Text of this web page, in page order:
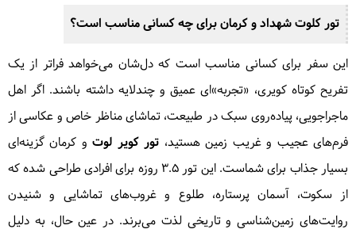
تور کلوت شهداد و کرمان برای چه کسانی مناسب است؟
این سفر برای کسانی مناسب است که دل‌شان می‌خواهد فراتر از یک
تفریح کوتاه کویری، «تجربه»‌ای عمیق و چندلایه داشته باشند. اگر اهل
ماجراجویی، پیاده‌روی سبک در طبیعت، تماشای مناظر خاص و عکاسی از
فرم‌های عجیب و غریب زمین هستید، تور کویر لوتو کرمان گزینه‌ای
بسیار جذاب برای شماست. این تور ۳.۵ روزه برای افرادی طراحی شده که
از سکوت، آسمان پرستاره، طلوع و غروب‌های تماشایی و شنیدن
روایت‌های زمین‌شناسی و تاریخی لذت می‌برند. در عین حال، به دلیل